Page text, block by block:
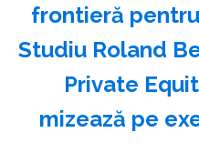
frontieră
Studiu Roland
Private
mizează pe